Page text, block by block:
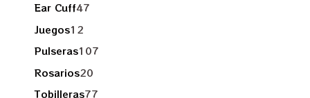
Ear Cuff47
Juegos12
Pulseras107
Rosarios20
Tobilleras77